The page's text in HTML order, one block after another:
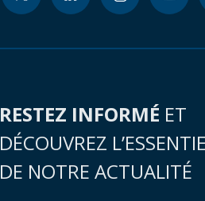
RESTEZ INFORMÉ ET
DÉCOUVREZ
DE NOTRE ACTUALITÉ